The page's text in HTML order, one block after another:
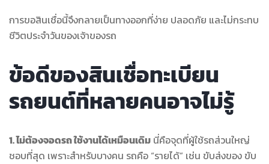
การขอสินเชื่อนี้จึงกลายเป็นทางออกที่ง่าย ปลอดภัย และไม่กระทบ
ชีวิตประจำวันของเจ้าของรถ
ข้อดีของสินเชื่อทะเบียน
รถยนต์ที่หลายคนอาจไม่รู้
1. ไม่ต้องจอดรถ ใช้งานได้เหมือนเดิม นี่คือจุดที่ผู้ใช้รถส่วนใหญ่
ชอบที่สุด เพราะสำหรับบางคน รถคือ “รายได้” เช่น ขับส่งของ ขับ